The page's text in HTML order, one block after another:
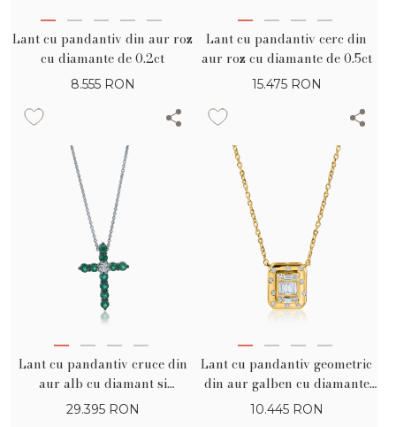
Lant cu pandantiv din aur roz
cu diamante de 0.2ct
8.555 RON
Lant cu pandantiv cerc din
aur roz cu diamante de 0.5ct
15.475 RON
Lant cu pandantiv cruce din
aur alb cu diamant si
smaralde de 1.41ct
29.395 RON
Lant cu pandantiv geometric
din aur galben cu diamante
baguette si rotunde de 0.1ct
10.445 RON